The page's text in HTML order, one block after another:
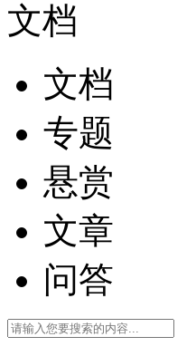
文档
文档
专题
悬赏
文章
问答